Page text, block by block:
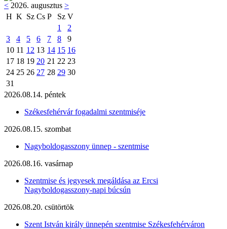
< 2026. augusztus >
H K Sz Cs P Sz V
1
2
3
4 5 6 7 8
9
10 11 12 13 14 15 16
17 18 19 20 21 22 23
24 25 26 27 28 29 30
31
2026.08.14. péntek
Székesfehérvár fogadalmi szentmiséje
2026.08.15. szombat
Nagyboldogasszony ünnep - szentmise
2026.08.16. vasárnap
Szentmise és jegyesek megáldása az Ercsi
Nagyboldogasszony-napi búcsún
2026.08.20. csütörtök
Szent István király ünnepén szentmise Székesfehérváron